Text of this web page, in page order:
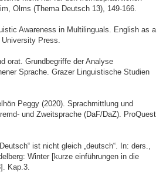
Olms (Thema Deutsch 13), 149-166.
Awareness in Multilinguals. English as a
Press.
orat. Grundbegriffe der Analyse
Sprache. Grazer Linguistische Studien
Peggy (2020). Sprachmittlung und
und Zweitsprache (DaF/DaZ). ProQuest
ist nicht gleich „deutsch“. In: ders.,
Winter [kurze einführungen in die
Kap.3.